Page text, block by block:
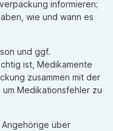
informieren;
wie und wann es
und ggf.
ist, Medikamente
zusammen mit der
Medikationsfehler zu
über